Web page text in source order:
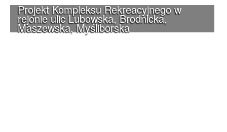
Projekt Kompleksu Rekreacyjnego w
rejonie ulic Lubowska, Brodnicka,
Maszewska, Myśliborska